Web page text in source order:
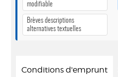
modifiable
Brèves descriptions
alternatives textuelles
Conditions d'emprunt